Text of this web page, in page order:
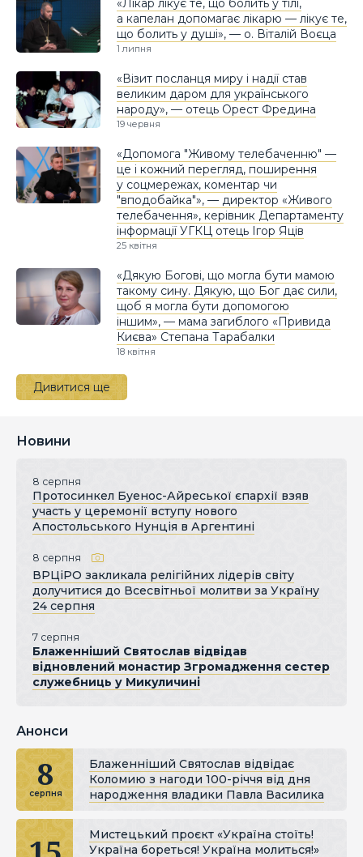
«Лікар лікує те, що болить у тілі,
а капелан допомагає лікарю — лікує те,
що болить у душі», — о. Віталій Воєца
1 липня
«Візит посланця миру і надії став
великим даром для українського
народу», — отець Орест Фредина
19 червня
«Допомога "Живому телебаченню" —
це і кожний перегляд, поширення
у соцмережах, коментар чи
"вподобайка"», — директор «Живого
телебачення», керівник Департаменту
інформації УГКЦ отець Ігор Яців
25 квітня
«Дякую Богові, що могла бути мамою
такому сину. Дякую, що Бог дає сили,
щоб я могла бути допомогою
іншим», — мама загиблого «Привида
Києва» Степана Тарабалки
18 квітня
Дивитися ще
Новини
8 серпня
Протосинкел Буенос-Айреської єпархії взяв
участь у церемонії вступу нового
Апостольського Нунція в Аргентині
8 серпня
ВРЦіРО закликала релігійних лідерів світу
долучитися до Всесвітньої молитви за Україну
24 серпня
7 серпня
Блаженніший Святослав відвідав
відновлений монастир Згромадження сестер
служебниць у Микуличині
Анонси
8
серпня
Блаженніший Святослав відвідає
Коломию з нагоди 100-річчя від дня
народження владики Павла Василика
Мистецький проєкт «Україна стоїть!
Україна бореться! Україна молиться!»